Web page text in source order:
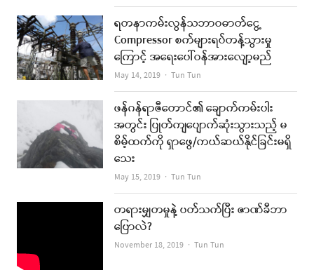
ရတနာကမ်းလွန်သဘာဝဓာတ်ငွေ့
Compressor စက်များရပ်တန့်သွားမှု
ကြောင့် အရေးပေါ်ဝန်အားလျော့မည်
May 14, 2019 Author
Tun Tun
ဖန်ဂန်ရာဇီတောင်၏ ချောက်ကမ်းပါး
အတွင်း ပြုတ်ကျပျောက်ဆုံးသွားသည့် မ
စိမ့်ထက်ကို ရှာဖွေ/ကယ်ဆယ်နိုင်ခြင်းမရှိ
သေး
May 15, 2019 Author
Tun Tun
တရားမျှတမှုနဲ့ ပတ်သက်ပြီး ဇာဏ်ခီဘာ
ပြောလဲ?
November 18, 2019 Author
Tun Tun